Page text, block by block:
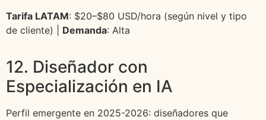
Tarifa LATAM: $20–$80 USD/hora (según nivel y tipo
de cliente) | Demanda: Alta
12. Diseñador con
Especialización en IA
Perfil emergente en 2025-2026: diseñadores que